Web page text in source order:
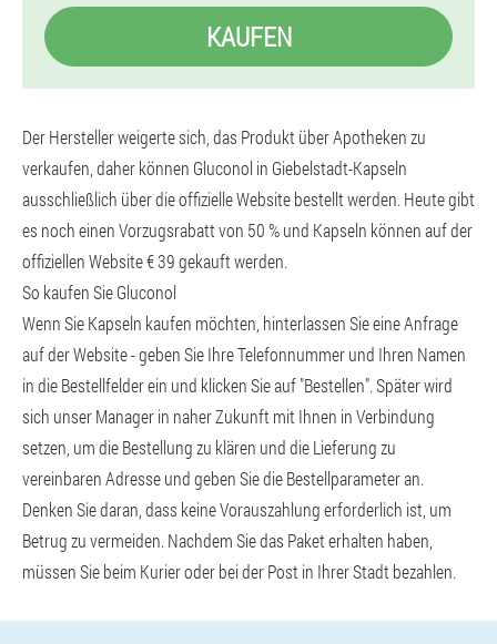
KAUFEN
Der Hersteller weigerte sich, das Produkt über Apotheken zu
verkaufen, daher können Gluconol in Giebelstadt-Kapseln
ausschließlich über die offizielle Website bestellt werden. Heute gibt
es noch einen Vorzugsrabatt von 50 % und Kapseln können auf der
offiziellen Website € 39 gekauft werden.
So kaufen Sie Gluconol
Wenn Sie Kapseln kaufen möchten, hinterlassen Sie eine Anfrage
auf der Website - geben Sie Ihre Telefonnummer und Ihren Namen
in die Bestellfelder ein und klicken Sie auf "Bestellen". Später wird
sich unser Manager in naher Zukunft mit Ihnen in Verbindung
setzen, um die Bestellung zu klären und die Lieferung zu
vereinbaren Adresse und geben Sie die Bestellparameter an.
Denken Sie daran, dass keine Vorauszahlung erforderlich ist, um
Betrug zu vermeiden. Nachdem Sie das Paket erhalten haben,
müssen Sie beim Kurier oder bei der Post in Ihrer Stadt bezahlen.